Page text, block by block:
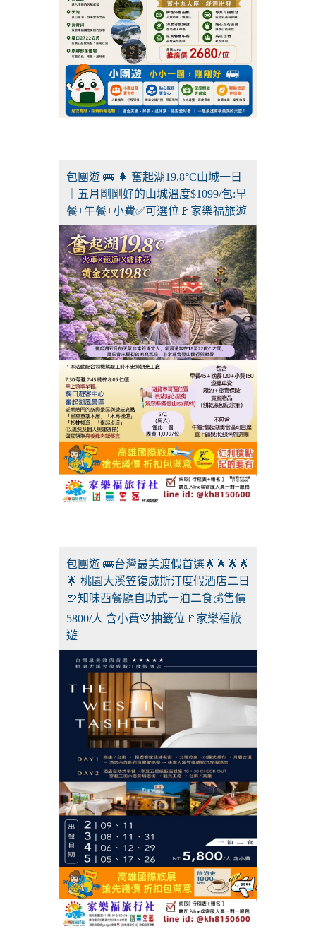
包團遊 🚌 🌲 奮起湖19.8°C山城一日
｜五月剛剛好的山城溫度$1099/包:早
餐+午餐+小費✅可選位🚩家樂福旅遊
包團遊 🚌台灣最美渡假首選🌟🌟🌟🌟
🌟 桃園大溪笠復威斯汀度假酒店二日
🍺知味西餐廳自助式一泊二食💰售價
5800/人 含小費💛抽籤位🚩家樂福旅
遊